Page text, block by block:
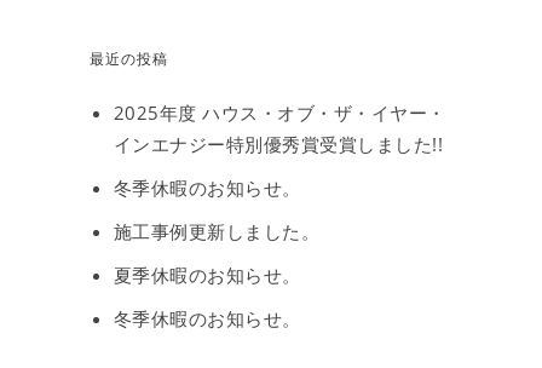
最近の投稿
2025年度 ハウス・オブ・ザ・イヤー・
インエナジー特別優秀賞受賞しました!!
冬季休暇のお知らせ。
施工事例更新しました。
夏季休暇のお知らせ。
冬季休暇のお知らせ。